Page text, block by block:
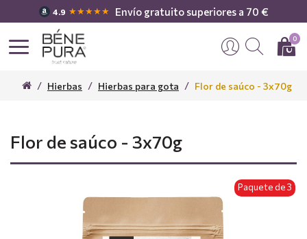
4.9 ★★★★★ Envío gratuito superiores a 70 €
0
Hierbas Hierbas para gota Flor de saúco - 3x70g
Flor de saúco - 3x70g
Paquete de 3